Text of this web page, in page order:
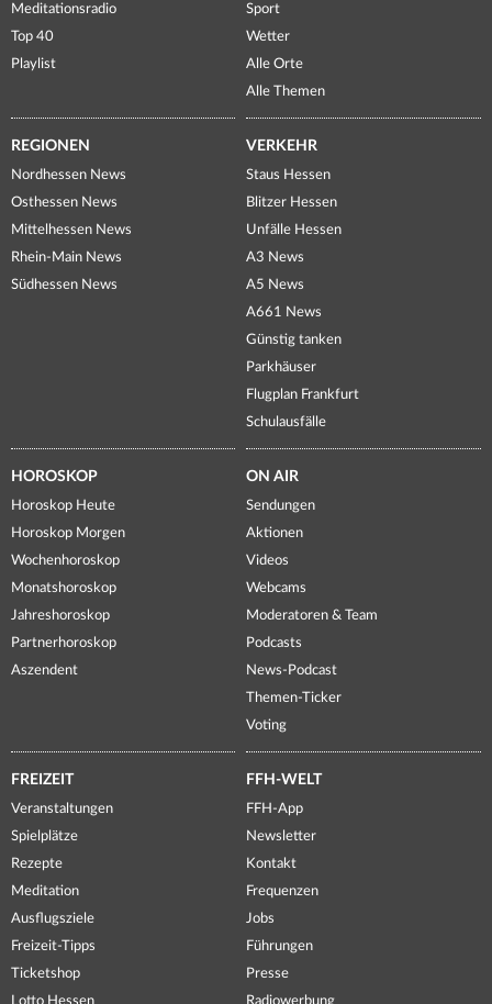
Meditationsradio
Top 40
Playlist
Sport
Wetter
Alle Orte
Alle Themen
REGIONEN
Nordhessen News
Osthessen News
Mittelhessen News
Rhein-Main News
Südhessen News
VERKEHR
Staus Hessen
Blitzer Hessen
Unfälle Hessen
A3 News
A5 News
A661 News
Günstig tanken
Parkhäuser
Flugplan Frankfurt
Schulausfälle
HOROSKOP
Horoskop Heute
Horoskop Morgen
Wochenhoroskop
Monatshoroskop
Jahreshoroskop
Partnerhoroskop
Aszendent
ON AIR
Sendungen
Aktionen
Videos
Webcams
Moderatoren & Team
Podcasts
News-Podcast
Themen-Ticker
Voting
FREIZEIT
Veranstaltungen
Spielplätze
Rezepte
Meditation
Ausflugsziele
Freizeit-Tipps
Ticketshop
Lotto Hessen
FFH-WELT
FFH-App
Newsletter
Kontakt
Frequenzen
Jobs
Führungen
Presse
Radiowerbung